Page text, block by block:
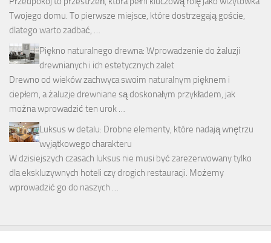
Twojego domu. To pierwsze miejsce, które dostrzegają goście,
dlatego warto zadbać, …
Piękno naturalnego drewna: Wprowadzenie do żaluzji
drewnianych i ich estetycznych zalet
Drewno od wieków zachwyca swoim naturalnym pięknem i
ciepłem, a żaluzje drewniane są doskonałym przykładem, jak
można wprowadzić ten urok …
Luksus w detalu: Drobne elementy, które nadają wnętrzu
wyjątkowego charakteru
W dzisiejszych czasach luksus nie musi być zarezerwowany tylko
dla ekskluzywnych hoteli czy drogich restauracji. Możemy
wprowadzić go do naszych …